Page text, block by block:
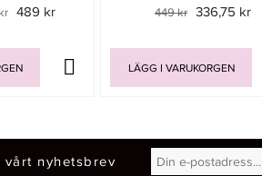
489 kr 449 kr 336,75 kr
LÄGG I VARUKORGEN
vårt nyhetsbrev